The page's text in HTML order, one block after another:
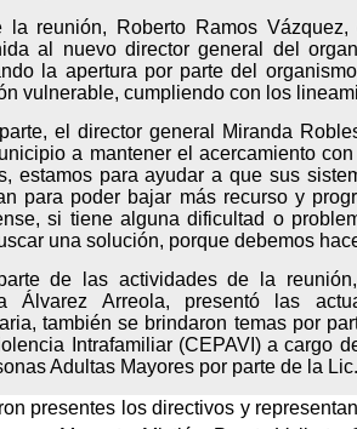
la reunión, Roberto Ramos
al nuevo director general del
la apertura por parte del
vulnerable, cumpliendo con los
el director general Miranda
a mantener el acercamiento
estamos para ayudar a que sus
para poder bajar más recurso y
si tiene alguna dificultad o
una solución, porque debemos
de las actividades de la
Álvarez Arreola, presentó las
también se brindaron temas por
Intrafamiliar (CEPAVI) a cargo
Adultas Mayores por parte de la
presentes los directivos y